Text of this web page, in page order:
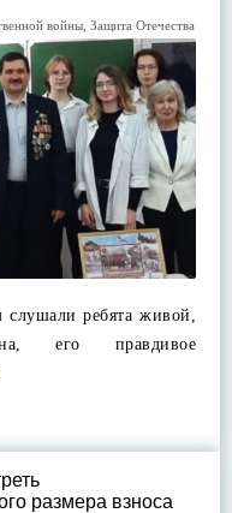
войны Защита Отечества
ребята живой,
его правдивое
размера взноса